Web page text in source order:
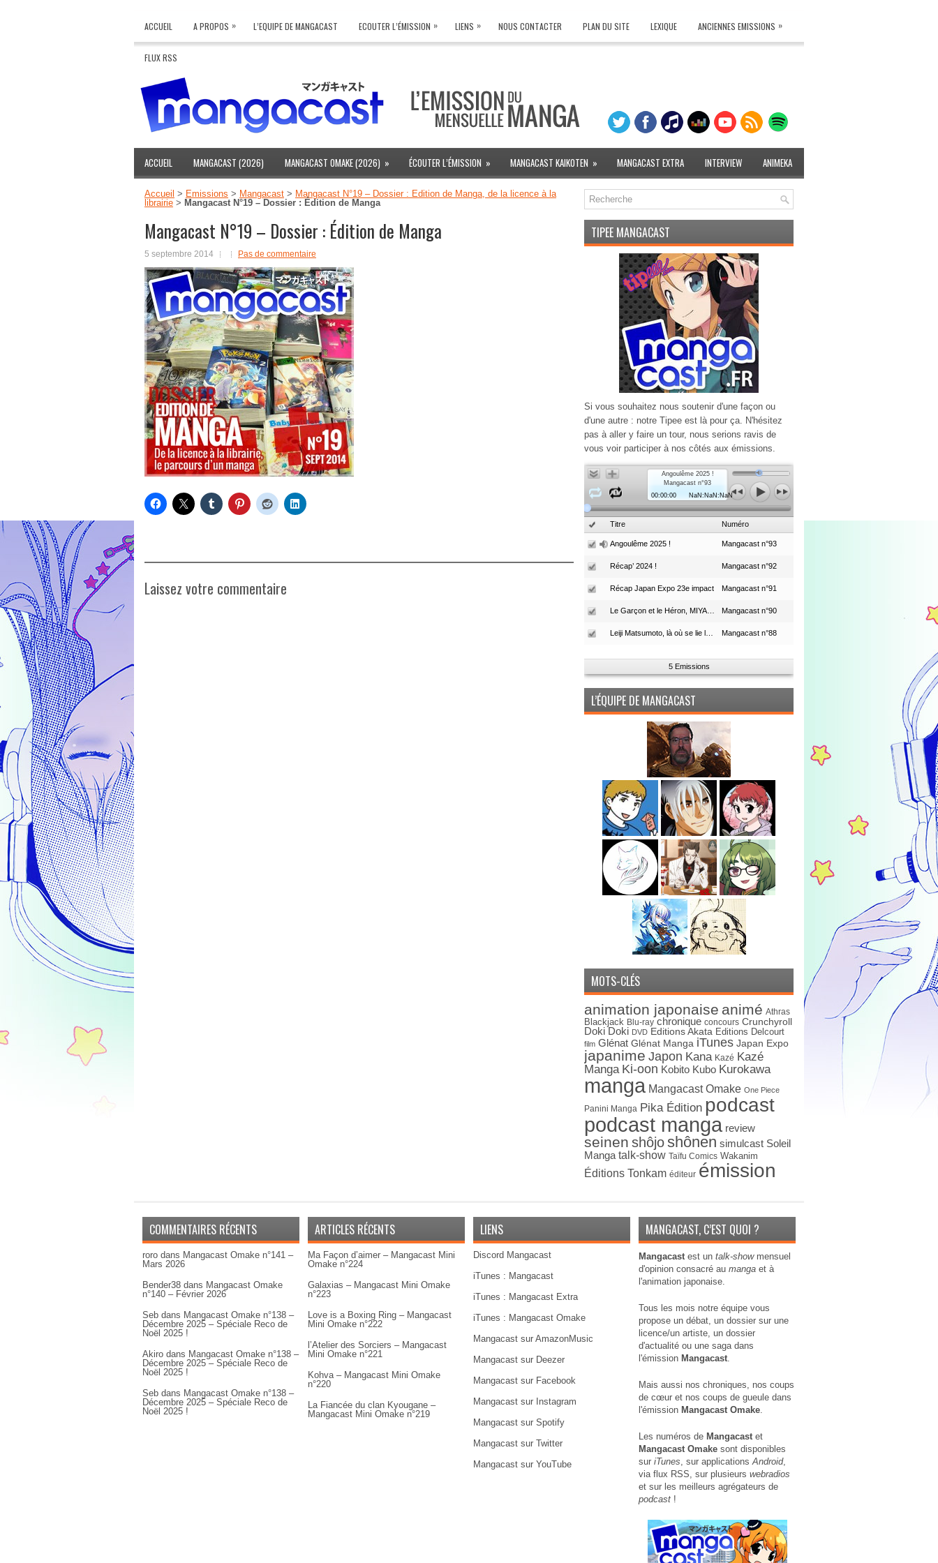
ACCUEIL A PROPOS » L’EQUIPE DE MANGACAST ECOUTER L’ÉMISSION » LIENS » NOUS CONTACTER PLAN DU SITE LEXIQUE ANCIENNES EMISSIONS »
FLUX RSS
ACCUEIL MANGACAST (2026) MANGACAST OMAKE (2026) » ÉCOUTER L’ÉMISSION » MANGACAST KAIKOTEN » MANGACAST EXTRA INTERVIEW ANIMEKA
Accueil > Emissions > Mangacast > Mangacast N°19 – Dossier : Édition de Manga, de la licence à la
librairie > Mangacast N°19 – Dossier : Édition de Manga
Mangacast N°19 – Dossier : Édition de Manga
5 septembre 2014 Pas de commentaire
Laissez votre commentaire
TIPEE MANGACAST
Si vous souhaitez nous soutenir d'une façon ou
d'une autre : notre Tipee est là pour ça. N'hésitez
pas à aller y faire un tour, nous serions ravis de
vous voir participer à nos côtés aux émissions.
Angoulême 2025 !
Mangacast n°93
00:00:00
NaN:NaN:NaN
Titre Numéro
Angoulême 2025 ! Mangacast n°93
Récap’ 2024 ! Mangacast n°92
Récap Japan Expo 23e impact Mangacast n°91
Mangacast n°90
Mangacast n°88
5 Emissions
L’ÉQUIPE DE MANGACAST
MOTS-CLÉS
animation japonaise animé Athras
Blackjack Blu-ray chronique concours Crunchyroll
Doki Doki DVD Editions Akata Editions Delcourt
film Glénat Glénat Manga iTunes Japan Expo
japanime Japon Kana Kazé Kazé
Manga Ki-oon Kobito Kubo Kurokawa
manga Mangacast Omake One Piece
Panini Manga Pika Édition podcast
podcast manga review
seinen shôjoshônen simulcast Soleil
Manga talk-show Taïfu Comics Wakanim
Éditions Tonkam éditeur émission
COMMENTAIRES RÉCENTS
roro dans Mangacast Omake n°141 –
Mars 2026
Bender38 dans Mangacast Omake
n°140 – Février 2026
Seb dans Mangacast Omake n°138 –
Décembre 2025 – Spéciale Reco de
Noël 2025 !
Akiro dans Mangacast Omake n°138 –
Décembre 2025 – Spéciale Reco de
Noël 2025 !
Seb dans Mangacast Omake n°138 –
Décembre 2025 – Spéciale Reco de
Noël 2025 !
ARTICLES RÉCENTS
Ma Façon d’aimer – Mangacast Mini
Omake n°224
Galaxias – Mangacast Mini Omake
n°223
Love is a Boxing Ring – Mangacast
Mini Omake n°222
l’Atelier des Sorciers – Mangacast
Mini Omake n°221
Kohva – Mangacast Mini Omake
n°220
La Fiancée du clan Kyougane –
Mangacast Mini Omake n°219
LIENS
Discord Mangacast
iTunes : Mangacast
iTunes : Mangacast Extra
iTunes : Mangacast Omake
Mangacast sur AmazonMusic
Mangacast sur Deezer
Mangacast sur Facebook
Mangacast sur Instagram
Mangacast sur Spotify
Mangacast sur Twitter
Mangacast sur YouTube
MANGACAST, C’EST QUOI ?
Mangacastest un talk-showmensuel
d'opinion consacré au manga et à
l'animation japonaise.
Tous les mois notre équipe vous
propose un débat, un dossier sur une
licence/un artiste, un dossier
d'actualité ou une saga dans
l'émission Mangacast.
Mais aussi nos chroniques, nos coups
de cœur et nos coups de gueule dans
l'émission Mangacast Omake.
Les numéros de Mangacastet
Mangacast Omake sont disponibles
sur iTunes, sur applicationsAndroid,
via flux RSS, sur plusieurs webradios
et sur les meilleurs agrégateurs de
podcast !